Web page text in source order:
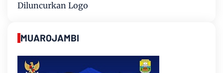
Diluncurkan Logo
MUAROJAMBI